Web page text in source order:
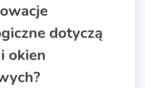
dotyczą
okien